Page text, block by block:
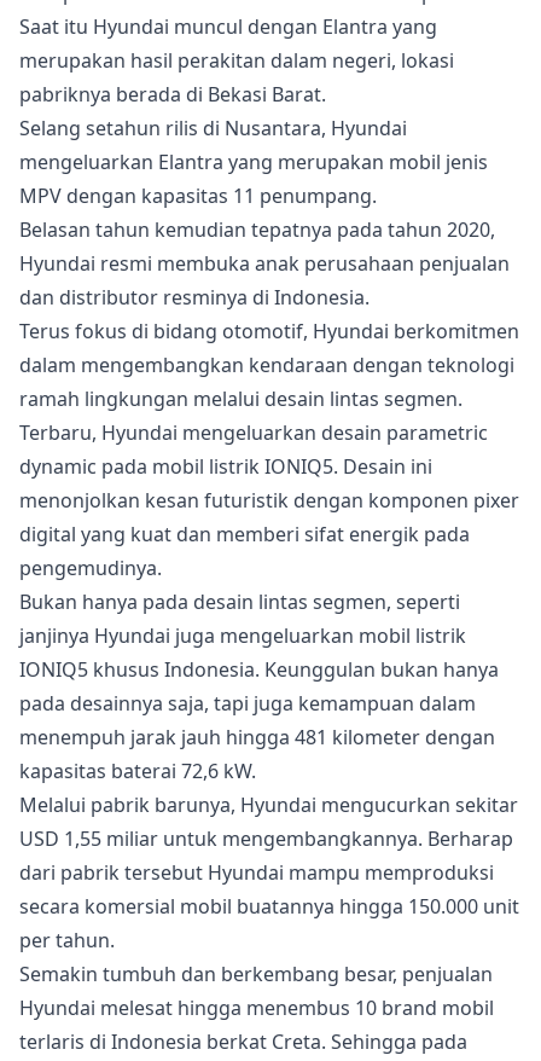
Saat itu Hyundai muncul dengan Elantra yang
merupakan hasil perakitan dalam negeri, lokasi
pabriknya berada di Bekasi Barat.
Selang setahun rilis di Nusantara, Hyundai
mengeluarkan Elantra yang merupakan mobil jenis
MPV dengan kapasitas 11 penumpang.
Belasan tahun kemudian tepatnya pada tahun 2020,
Hyundai resmi membuka anak perusahaan penjualan
dan distributor resminya di Indonesia.
Terus fokus di bidang otomotif, Hyundai berkomitmen
dalam mengembangkan kendaraan dengan teknologi
ramah lingkungan melalui desain lintas segmen.
Terbaru, Hyundai mengeluarkan desain parametric
dynamic pada mobil listrik IONIQ5. Desain ini
menonjolkan kesan futuristik dengan komponen pixer
digital yang kuat dan memberi sifat energik pada
pengemudinya.
Bukan hanya pada desain lintas segmen, seperti
janjinya Hyundai juga mengeluarkan mobil listrik
IONIQ5 khusus Indonesia. Keunggulan bukan hanya
pada desainnya saja, tapi juga kemampuan dalam
menempuh jarak jauh hingga 481 kilometer dengan
kapasitas baterai 72,6 kW.
Melalui pabrik barunya, Hyundai mengucurkan sekitar
USD 1,55 miliar untuk mengembangkannya. Berharap
dari pabrik tersebut Hyundai mampu memproduksi
secara komersial mobil buatannya hingga 150.000 unit
per tahun.
Semakin tumbuh dan berkembang besar, penjualan
Hyundai melesat hingga menembus 10 brand mobil
terlaris di Indonesia berkat Creta. Sehingga pada